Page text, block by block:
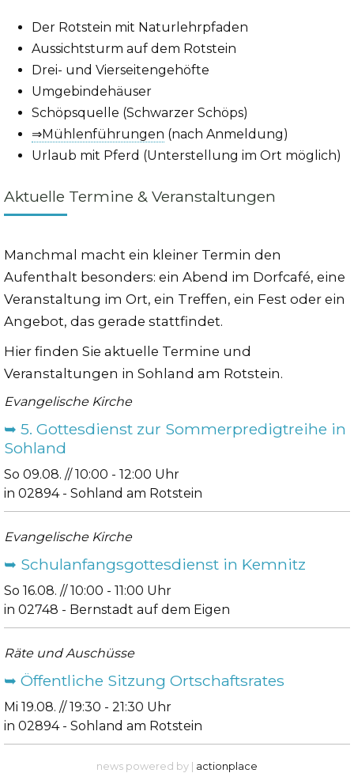
Der Rotstein mit Naturlehrpfaden
Aussichtsturm auf dem Rotstein
Drei- und Vierseitengehöfte
Umgebindehäuser
Schöpsquelle (Schwarzer Schöps)
⇒Mühlenführungen (nach Anmeldung)
Urlaub mit Pferd (Unterstellung im Ort möglich)
Aktuelle Termine & Veranstaltungen
Manchmal macht ein kleiner Termin den
Aufenthalt besonders: ein Abend im Dorfcafé, eine
Veranstaltung im Ort, ein Treffen, ein Fest oder ein
Angebot, das gerade stattfindet.
Hier finden Sie aktuelle Termine und
Veranstaltungen in Sohland am Rotstein.
Evangelische Kirche
➥ 5. Gottesdienst zur Sommerpredigtreihe in
Sohland
So 09.08. // 10:00 - 12:00 Uhr
in 02894 - Sohland am Rotstein
Evangelische Kirche
➥ Schulanfangsgottesdienst in Kemnitz
So 16.08. // 10:00 - 11:00 Uhr
in 02748 - Bernstadt auf dem Eigen
Räte und Auschüsse
➥ Öffentliche Sitzung Ortschaftsrates
Mi 19.08. // 19:30 - 21:30 Uhr
in 02894 - Sohland am Rotstein
news powered by | actionplace